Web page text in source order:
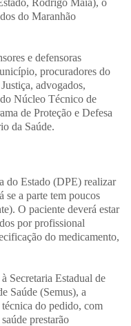
Rodrigo Maia), o
do Maranhão
e defensoras
procuradores do
advogados,
Núcleo Técnico de
de Proteção e Defesa
da Saúde.
do Estado (DPE) realizar
a parte tem poucos
O paciente deverá estar
por profissional
do medicamento,
Secretaria Estadual de
Saúde (Semus), a
do pedido, com
prestarão